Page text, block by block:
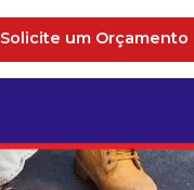
Solicite um Orçamento